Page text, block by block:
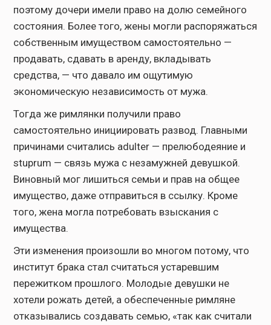
поэтому дочери имели право на долю семейного
состояния. Более того, жены могли распоряжаться
собственным имуществом самостоятельно —
продавать, сдавать в аренду, вкладывать
средства, — что давало им ощутимую
экономическую независимость от мужа.
Тогда же римлянки получили право
самостоятельно инициировать развод. Главными
причинами считались adulter — прелюбодеяние и
stuprum — связь мужа с незамужней девушкой.
Виновный мог лишиться семьи и прав на общее
имущество, даже отправиться в ссылку. Кроме
того, жена могла потребовать взыскания с
имущества.
Эти изменения произошли во многом потому, что
институт брака стал считаться устаревшим
пережитком прошлого. Молодые девушки не
хотели рожать детей, а обеспеченные римляне
отказывались создавать семью, «так как считали